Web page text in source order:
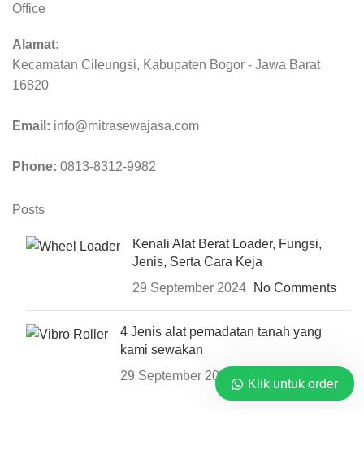
Office
Alamat:
Kecamatan Cileungsi, Kabupaten Bogor - Jawa Barat
16820
Email: info@mitrasewajasa.com
Phone: 0813-8312-9982
Posts
Kenali Alat Berat Loader, Fungsi,
Jenis, Serta Cara Keja
29 September 2024
No Comments
4 Jenis alat pemadatan tanah yang
kami sewakan
29 September 2024
No Comments
Klik untuk order